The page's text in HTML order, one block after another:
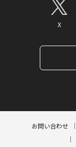
X
お問い合わせ